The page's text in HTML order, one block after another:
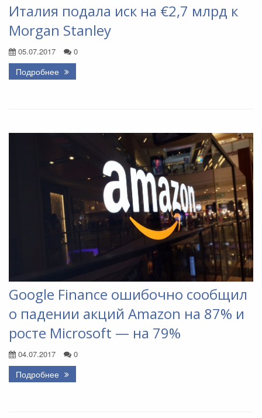
Италия подала иск на €2,7 млрд к
Morgan Stanley
05.07.2017 0
Подробнее
Google Finance ошибочно сообщил
о падении акций Amazon на 87% и
росте Microsoft — на 79%
04.07.2017 0
Подробнее